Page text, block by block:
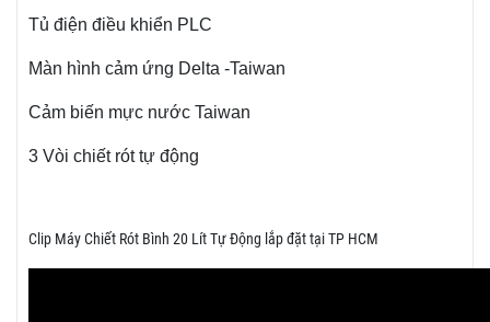
Tủ điện điều khiển PLC
Màn hình cảm ứng Delta -Taiwan
Cảm biến mực nước Taiwan
3 Vòi chiết rót tự động
Clip Máy Chiết Rót Bình 20 Lít Tự Động lắp đặt tại TP HCM